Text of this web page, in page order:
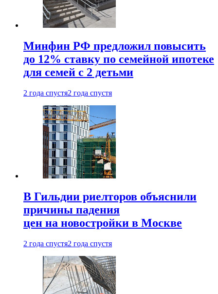
Минфин РФ предложил повысить
до 12% ставку по семейной ипотеке
для семей с 2 детьми
2 года спустя2 года спустя
В Гильдии риелторов объяснили
причины падения
цен на новостройки в Москве
2 года спустя2 года спустя